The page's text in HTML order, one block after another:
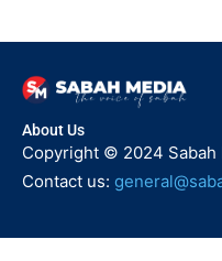
About Us
Copyright © 2024
Contact us: